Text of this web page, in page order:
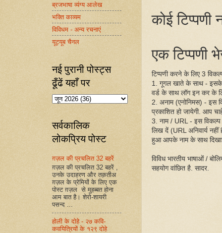
कोई टिप्पणी
एक टिप्पणी
टिप्पणी करने के लिए 3
1. गूगल खाते के साथ -
वर्ड के साथ लॉग इन कर के
2. अनाम (एनोनिमस) - इस
प्रकाशित हो जायेगी. आप
3. नाम / URL - इस
लिख दें (URL अनिवार्य
हुआ आपके नाम के साथ
विविध भारतीय भाषाओं /
सहयोग वांछित है. सादर.
ब्रजभाषा व्यंग्य आलेख
भक्ति काव्यम
विविधम - अन्य रचनाएं
यूट्यूब चैनल
नई पुरानी पोस्ट्स
ढूँढें यहाँ पर
सर्वकालिक
लोकप्रिय पोस्ट
ग़ज़ल की प्रचलित 32 बहरें
ग़ज़ल की प्रचलित 32 बहरें ,
उनके उदाहरण और तक़तीअ
ग़ज़ल के प्रेमियों के लिए एक
पोस्ट ग़ज़ल से मुहब्बत होना
आम बात है। शेरो-शायरी
पसन्द ...
होली के दोहे - २७ कवि-
कवयित्रियों के १२९ दोहे